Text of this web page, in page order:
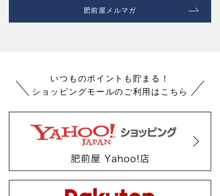
肥前屋メルマガ
いつものポイントも貯まる！
ショッピングモールのご利用はこちら